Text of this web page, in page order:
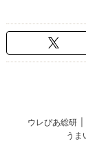
ウレぴあ総研
うま